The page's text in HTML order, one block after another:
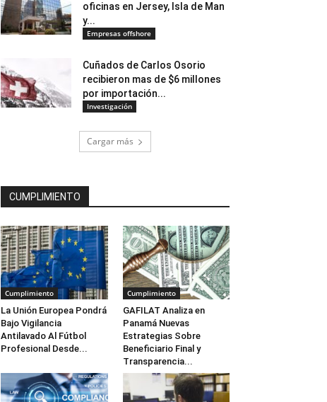
oficinas en Jersey, Isla de Man
y...
Empresas offshore
Cuñados de Carlos Osorio
recibieron mas de $6 millones
por importación...
Investigación
Cargar más
CUMPLIMIENTO
Cumplimiento
La Unión Europea Pondrá
Bajo Vigilancia
Antilavado Al Fútbol
Profesional Desde...
Cumplimiento
GAFILAT Analiza en
Panamá Nuevas
Estrategias Sobre
Beneficiario Final y
Transparencia...